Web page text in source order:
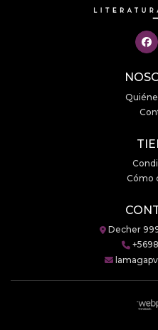
Cómo
Decher